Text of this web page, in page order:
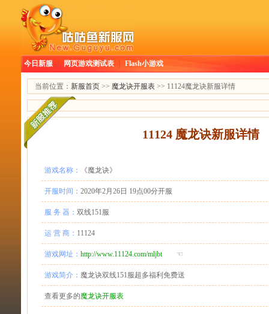
今日新服 网页游戏测试表 Flash小游戏
当前位置： 新服首页 >> 魔龙诀开服表 >> 11124魔龙诀新服详情
11124 魔龙诀新服详情
游戏名称： 《魔龙诀》
开服时间： 2020年2月26日 19点00分开服
服 务 器： 双线151服
运 营 商： 11124
游戏网址： http://www.11124.com/mljbt☜
游戏简介： 魔龙诀双线151服超多福利免费送
查看更多的魔龙诀开服表